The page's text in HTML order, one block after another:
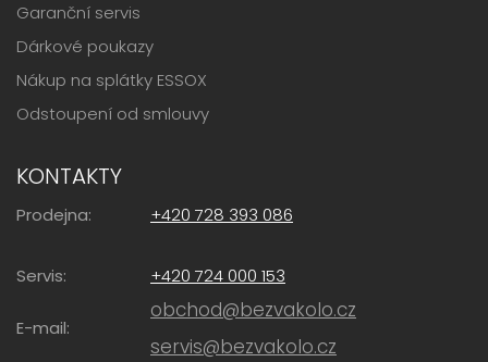
Garanční servis
Dárkové poukazy
Nákup na splátky ESSOX
Odstoupení od smlouvy
KONTAKTY
Prodejna: +420 728 393 086
Servis: +420 724 000 153
E-mail:
obchod@bezvakolo.cz
servis@bezvakolo.cz